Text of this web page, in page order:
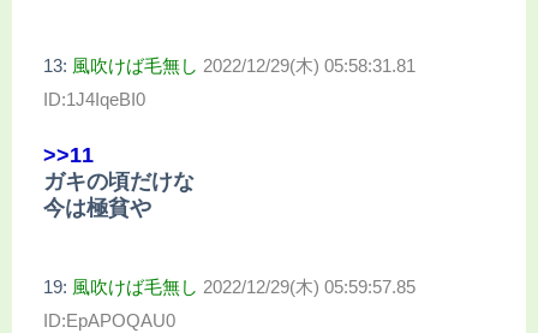
13: 風吹けば毛無し 2022/12/29(木) 05:58:31.81
ID:1J4IqeBI0
>>11
ガキの頃だけな
今は極貧や
19: 風吹けば毛無し 2022/12/29(木) 05:59:57.85
ID:EpAPOQAU0